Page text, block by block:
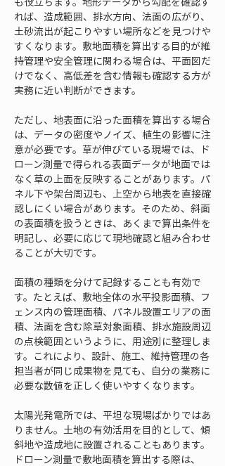
れば、造成範囲、排水方向、法面の広がり、
土砂流出が起こりやすい場所などを見つけや
すくなります。敷地面積を算出する目的が維
持管理や安全管理に関わる場合は、平面図だ
けでなく、高低差を含む情報も確認する方が
実務に近い判断ができます。
ただし、地表面に沿った面積を算出する場合
は、データの密度やノイズ、植生の影響に注
意が必要です。草が伸びている現場では、ド
ローン測量で得られる表面データが地面では
なく草の上面を反映することがあります。パ
ネル下や架台周辺も、上空から地表を直接確
認しにくい場合があります。そのため、斜面
の表面積を扱うときは、あくまで算出条件を
明記し、必要に応じて現地確認と組み合わせ
ることが大切です。
面積の種類を分けて記録することも有効で
す。たとえば、敷地全体の水平投影面積、フ
ェンス内の管理面積、パネル設置エリアの面
積、法面を含む除草対象面積、排水施設周辺
の点検範囲というように、用途別に整理しま
す。これにより、設計、施工、維持管理の各
担当者が同じ成果物を見ても、自分の業務に
必要な数値を正しく使いやすくなります。
太陽光発電所では、平坦な現場ばかりではあ
りません。土地の有効活用を目的として、傾
斜地や造成地に設置されることもあります。
ドローン測量で敷地面積を算出する際は、